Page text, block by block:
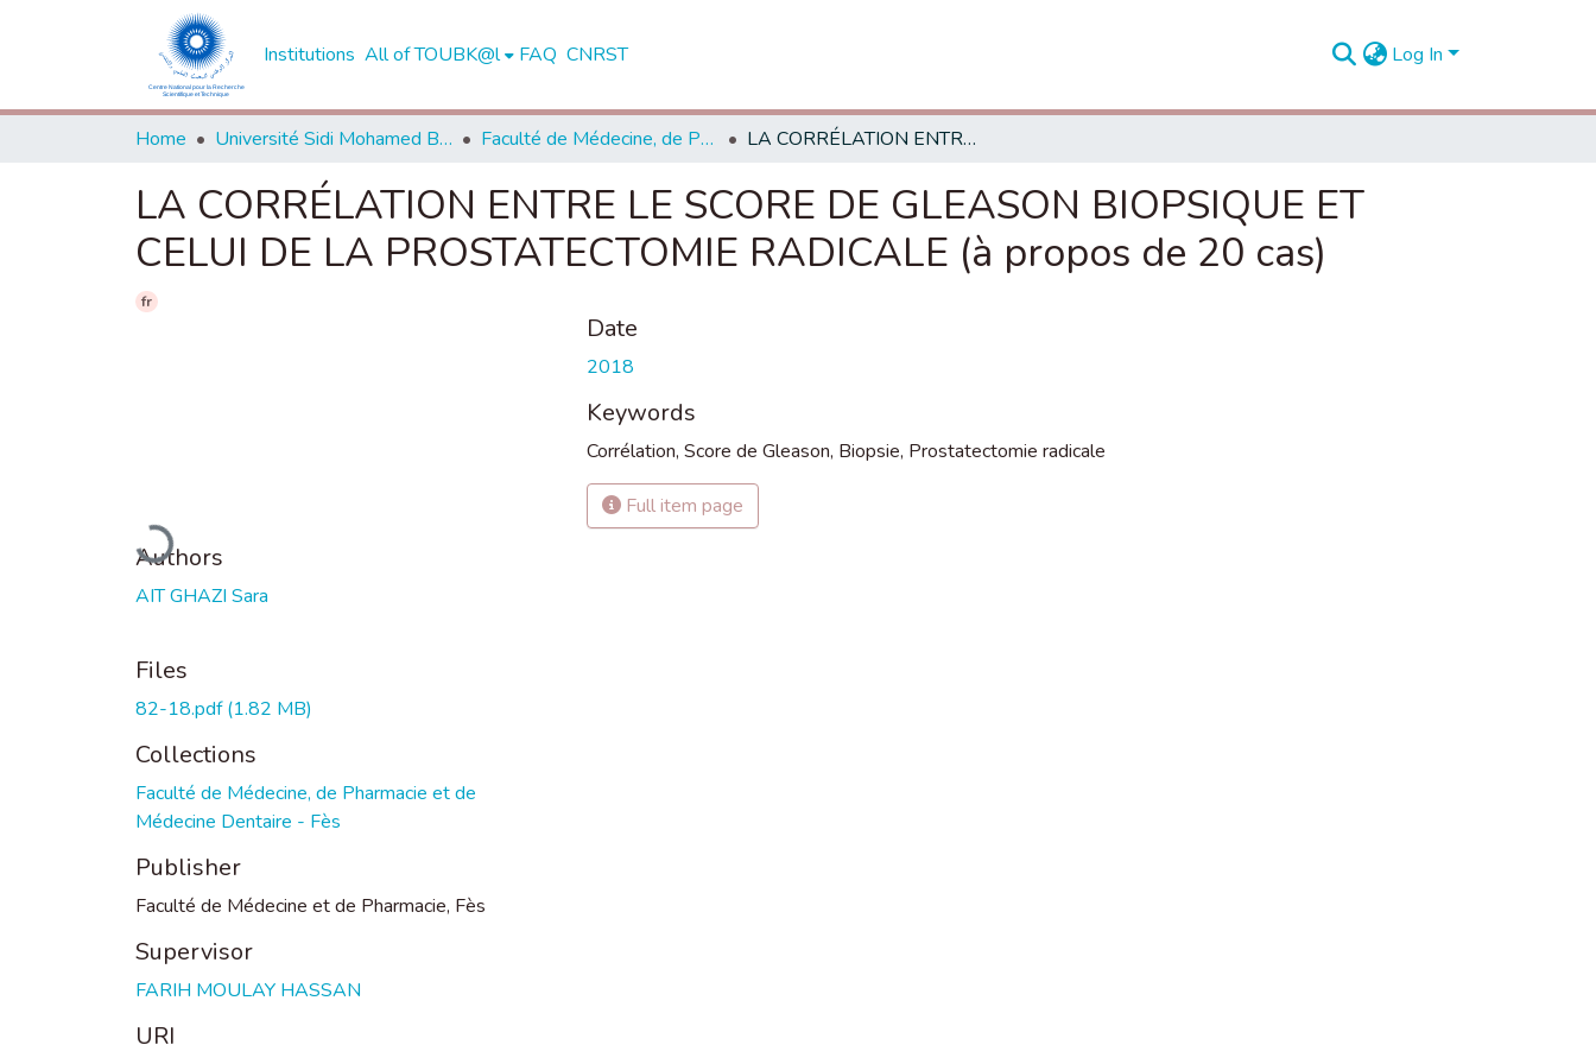
Institutions All of TOUBK@l FAQ CNRST Log In
Home Université Sidi Mohamed Ben Abdellah de Fès Faculté de Médecine, de Pharmacie et de Médecine Dentaire - Fès LA CORRÉLATION ENTRE LE SCORE DE GLEASON BIOPSIQUE ET CELUI DE LA PROSTATECTOMIE RADICALE (à propos de 20 cas)
LA CORRÉLATION ENTRE LE SCORE DE GLEASON BIOPSIQUE ET
CELUI DE LA PROSTATECTOMIE RADICALE (à propos de 20 cas)
fr
Loading...
Authors
AIT GHAZI Sara
Files
82-18.pdf(1.82 MB)
Collections
Faculté de Médecine, de Pharmacie et de
Médecine Dentaire - Fès
Publisher
Faculté de Médecine et de Pharmacie, Fès
Supervisor
FARIH MOULAY HASSAN
URI
Date
2018
Keywords
Corrélation, Score de Gleason, Biopsie, Prostatectomie radicale
Full item page